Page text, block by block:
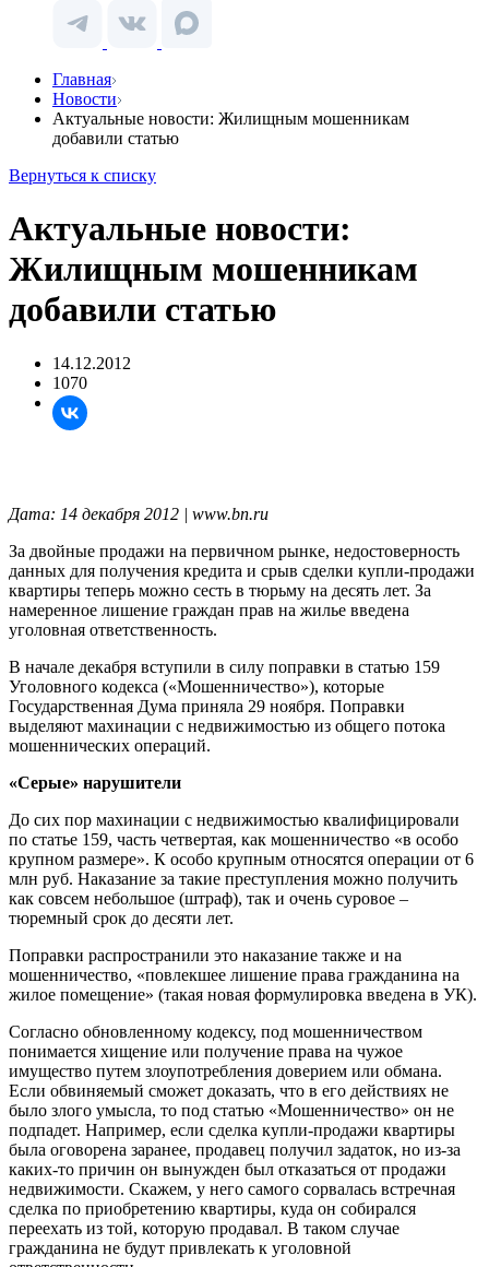
Главная
Новости
Актуальные новости: Жилищным мошенникам
добавили статью
Вернуться к списку
Актуальные новости:
Жилищным мошенникам
добавили статью
14.12.2012
1070
Дата: 14 декабря 2012 | www.bn.ru
За двойные продажи на первичном рынке, недостоверность
данных для получения кредита и срыв сделки купли-продажи
квартиры теперь можно сесть в тюрьму на десять лет. За
намеренное лишение граждан прав на жилье введена
уголовная ответственность.
В начале декабря вступили в силу поправки в статью 159
Уголовного кодекса («Мошенничество»), которые
Государственная Дума приняла 29 ноября. Поправки
выделяют махинации с недвижимостью из общего потока
мошеннических операций.
«Серые» нарушители
До сих пор махинации с недвижимостью квалифицировали
по статье 159, часть четвертая, как мошенничество «в особо
крупном размере». К особо крупным относятся операции от 6
млн руб. Наказание за такие преступления можно получить
как совсем небольшое (штраф), так и очень суровое –
тюремный срок до десяти лет.
Поправки распространили это наказание также и на
мошенничество, «повлекшее лишение права гражданина на
жилое помещение» (такая новая формулировка введена в УК).
Согласно обновленному кодексу, под мошенничеством
понимается хищение или получение права на чужое
имущество путем злоупотребления доверием или обмана.
Если обвиняемый сможет доказать, что в его действиях не
было злого умысла, то под статью «Мошенничество» он не
подпадет. Например, если сделка купли-продажи квартиры
была оговорена заранее, продавец получил задаток, но из-за
каких-то причин он вынужден был отказаться от продажи
недвижимости. Скажем, у него самого сорвалась встречная
сделка по приобретению квартиры, куда он собирался
переехать из той, которую продавал. В таком случае
гражданина не будут привлекать к уголовной